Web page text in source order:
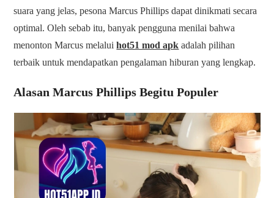
suara yang jelas, pesona Marcus Phillips dapat dinikmati secara
optimal. Oleh sebab itu, banyak pengguna menilai bahwa
menonton Marcus melaluihot51 mod apk adalah pilihan
terbaik untuk mendapatkan pengalaman hiburan yang lengkap.
Alasan Marcus Phillips Begitu Populer